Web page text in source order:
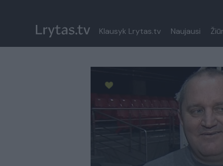
Klausyk Lrytas.tv Naujausi